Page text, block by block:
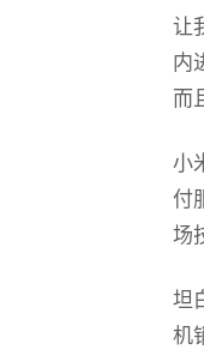
让
内
而
小
付
场
坦
机